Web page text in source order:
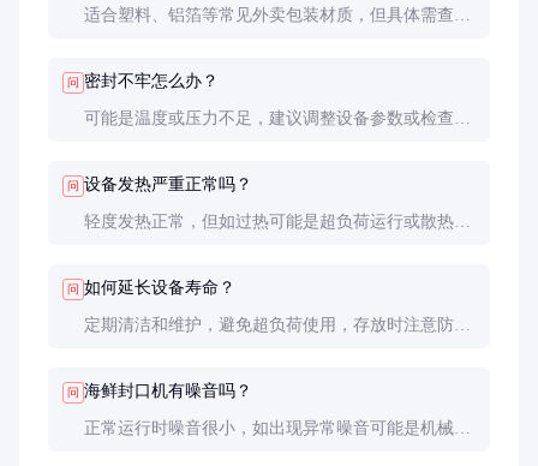
适合塑料、铝箔等常见外卖包装材质，但具体需查看
问 密封不牢怎么办？
可能是温度或压力不足，建议调整设备参数或检查密
问 设备发热严重正常吗？
轻度发热正常，但如过热可能是超负荷运行或散热不
问 如何延长设备寿命？
定期清洁和维护，避免超负荷使用，存放时注意防
问 海鲜封口机有噪音吗？
正常运行时噪音很小，如出现异常噪音可能是机械故